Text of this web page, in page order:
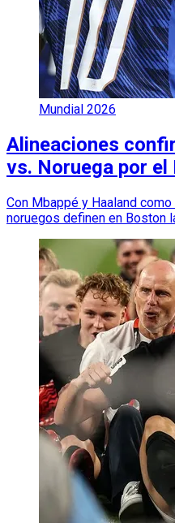
Mundial 2026
Alineaciones
vs. Noruega por
Con Mbappé y Haaland
noruegos definen en Boston